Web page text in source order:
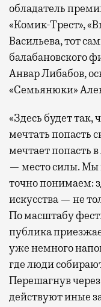
обладатель
«Комик-Трест»,
Васильева, тот
балабановского
Анвар Либабов,
«Семьянюки»
«Здесь будет так,
мечтать попасть
мечтает попасть
— место силы. Мы
точно понимаем:
искусства — не
По масштабу
публика
уже немного
где люди
Перешагнув
действуют иные